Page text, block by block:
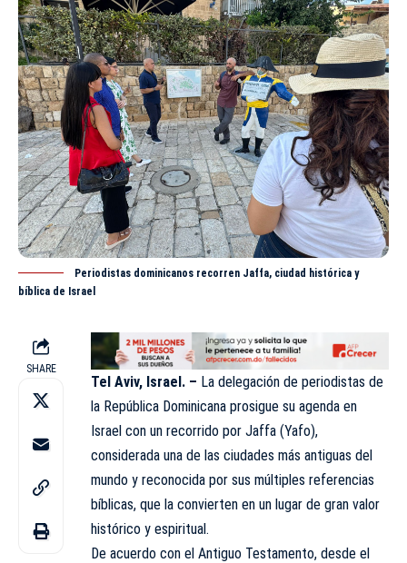
Periodistas dominicanos recorren Jaffa, ciudad histórica y
bíblica de Israel
SHARE
Tel Aviv, Israel. – La delegación de periodistas de
la República Dominicana prosigue su agenda en
Israel con un recorrido por Jaffa (Yafo),
considerada una de las ciudades más antiguas del
mundo y reconocida por sus múltiples referencias
bíblicas, que la convierten en un lugar de gran valor
histórico y espiritual.
De acuerdo con el Antiguo Testamento, desde el